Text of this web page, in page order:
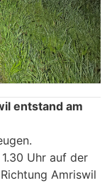
entstand am
Uhr auf der
Amriswil